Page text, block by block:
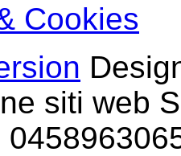
Cookies
siti web